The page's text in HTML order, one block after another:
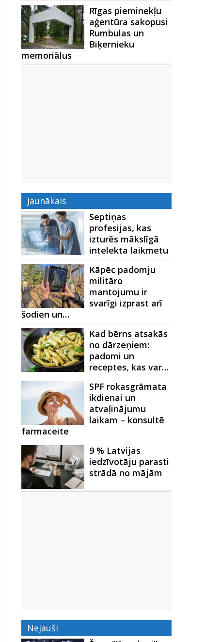
Rīgas pieminekļu
aģentūra sakopusi
Rumbulas un
Biķernieku
memoriālus
Jaunākais
Septiņas
profesijas, kas
izturēs mākslīgā
intelekta laikmetu
Kāpēc padomju
militāro
mantojumu ir
svarīgi izprast arī
šodien un…
Kad bērns atsakās
no dārzeņiem:
padomi un
receptes, kas var…
SPF rokasgrāmata
ikdienai un
atvaļinājumu
laikam – konsultē
farmaceite
9 % Latvijas
iedzīvotāju parasti
strādā no mājām
Nejauši